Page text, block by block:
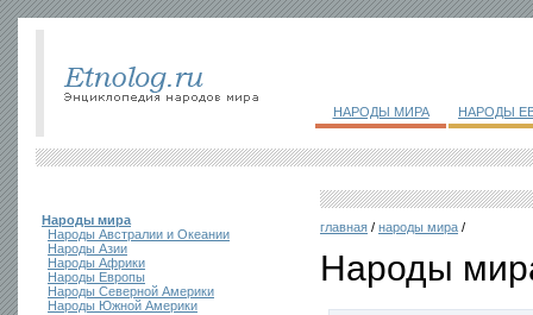
НАРОДЫ МИРА НАРОДЫ
Народы мира
Народы Австралии и Океании
Народы Азии
Народы Африки
Народы Европы
Народы Северной Америки
Народы Южной Америки
главная / народы мира /
Народы